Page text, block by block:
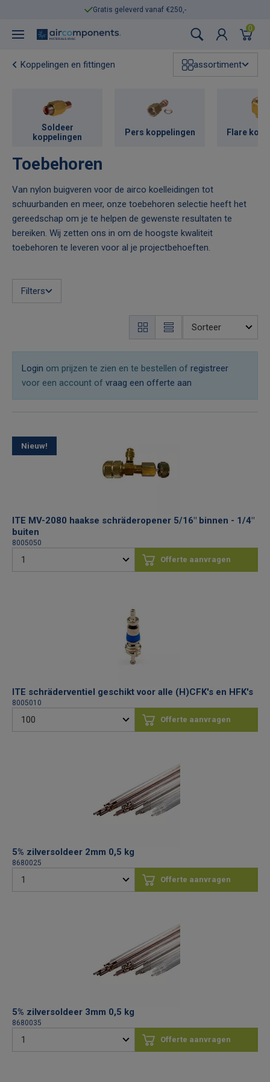
Gratis geleverd vanaf €250,-
0
Koppelingen en fittingen assortiment
Soldeer
koppelingen
Pers koppelingen Flare
Toebehoren
Van nylon buigveren voor de airco koelleidingen tot
schuurbanden en meer, onze toebehoren selectie heeft het
gereedschap om je te helpen de gewenste resultaten te
bereiken. Wij zetten ons in om de hoogste kwaliteit
toebehoren te leveren voor al je projectbehoeften.
Filters
Login om prijzen te zien en te bestellen of registreer
voor een account of vraag een offerte aan
Nieuw!
ITE MV-2080 haakse schräderopener 5/16" binnen - 1/4"
buiten
8005050
Offerte aanvragen
ITE schräderventiel geschikt voor alle (H)CFK's en HFK's
8005010
Offerte aanvragen
5% zilversoldeer 2mm 0,5 kg
8680025
Offerte aanvragen
5% zilversoldeer 3mm 0,5 kg
8680035
Offerte aanvragen